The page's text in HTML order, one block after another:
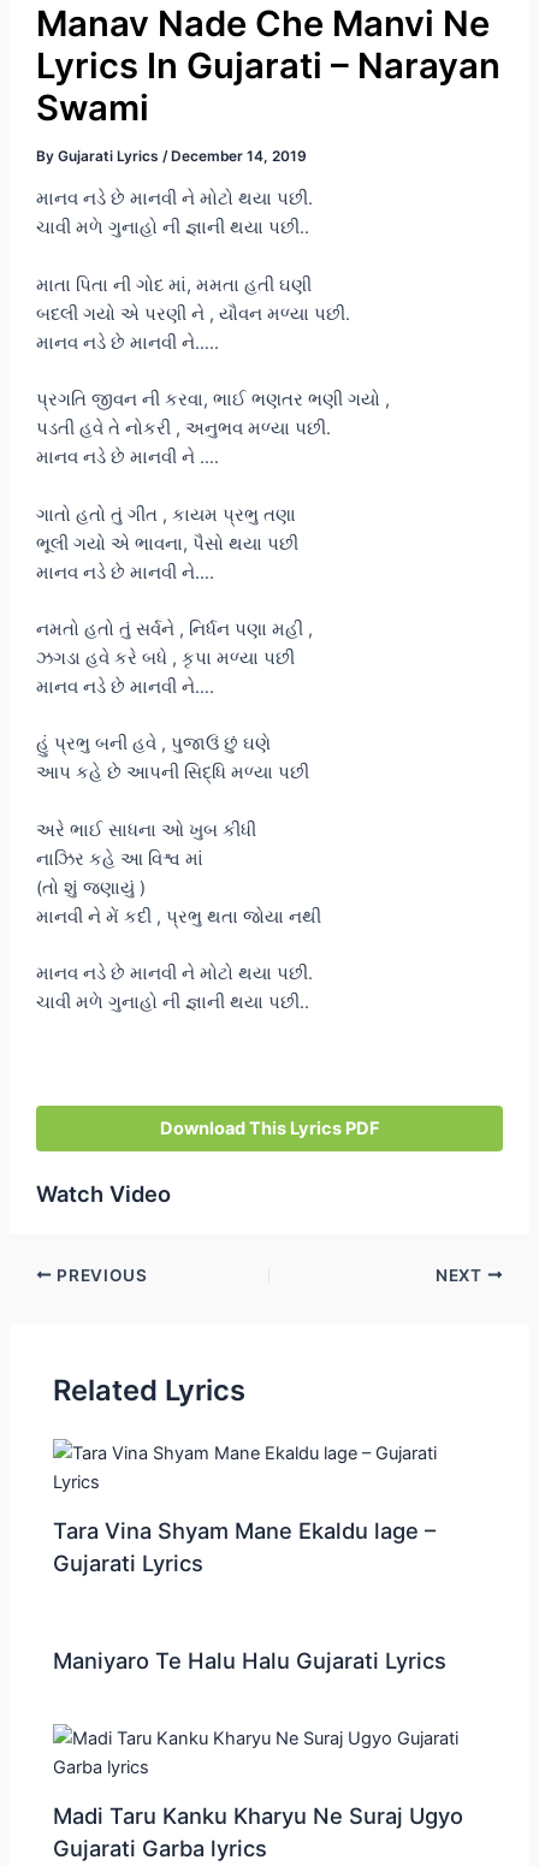
Manav Nade Che Manvi Ne
Lyrics In Gujarati – Narayan
Swami
By Gujarati Lyrics / December 14, 2019
માનવ નડે છે માનવી ને મોટો થયા પછી.
ચાવી મળે ગુનાહો ની જ્ઞાની થયા પછી..
માતા પિતા ની ગોદ માં, મમતા હતી ઘણી
બદલી ગયો એ પરણી ને , યૌવન મળ્યા પછી.
માનવ નડે છે માનવી ને…..
પ્રગતિ જીવન ની કરવા, ભાઈ ભણતર ભણી ગયો ,
પડતી હવે તે નોકરી , અનુભવ મળ્યા પછી.
માનવ નડે છે માનવી ને ….
ગાતો હતો તું ગીત , કાયમ પ્રભુ તણા
ભૂલી ગયો એ ભાવના, પૈસો થયા પછી
માનવ નડે છે માનવી ને….
નમતો હતો તું સર્વને , નિર્ધન પણા મહી ,
ઝગડા હવે કરે બધે , કૃપા મળ્યા પછી
માનવ નડે છે માનવી ને….
હું પ્રભુ બની હવે , પુજાઉં છું ઘણે
આપ કહે છે આપની સિદ્ધિ મળ્યા પછી
અરે ભાઈ સાધના ઓ ખુબ કીધી
નાઝિર કહે આ વિશ્વ માં
(તો શું જણાયું )
માનવી ને મેં કદી , પ્રભુ થતા જોયા નથી
માનવ નડે છે માનવી ને મોટો થયા પછી.
ચાવી મળે ગુનાહો ની જ્ઞાની થયા પછી..
Download This Lyrics PDF
Watch Video
Post
PREVIOUS NEXT
Related Lyrics
Tara Vina Shyam Mane Ekaldu lage –
Gujarati Lyrics
Maniyaro Te Halu Halu Gujarati Lyrics
Madi Taru Kanku Kharyu Ne Suraj Ugyo
Gujarati Garba lyrics